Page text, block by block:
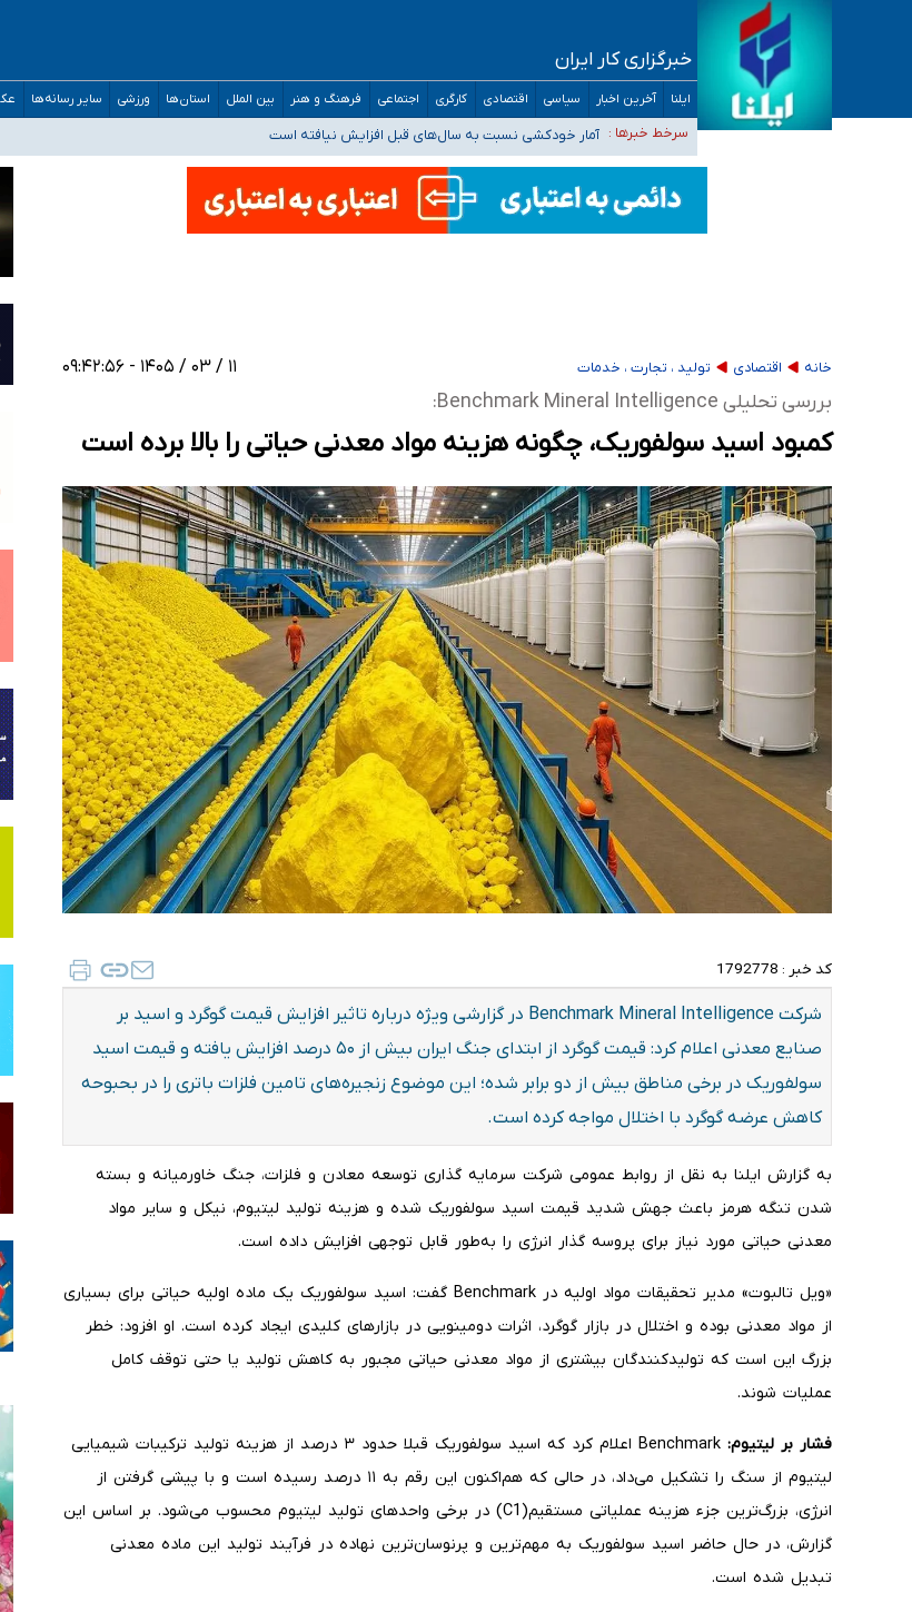
خبرگزاری کار ایران
ایلنا آخرین اخبار سیاسی اقتصادی کارگری اجتماعی فرهنگ و هنر بین الملل استان‌ها ورزشی سایر رسانه‌ها
سرخط خبرها :
سیدحسن خمینی عزادار شد
آمار خودکشی نسبت به سال‌های قبل افزایش نیافته است
دستگیری عامل اصلی حادثه فوت حمیدرضا رجب‌زاده
نباید تفسیرهای سلیقه‌ای از مواضع رسمی کشور ارائه شود
«زیرمیزی» برای داوطلبان پزشکی سراب است/ دریافت‌های غیرمتعارف در شأن پزشکی و کشورمان نیست/ نظام سلامت
خانه اقتصادی تولید ، تجارت ، خدمات ۱۱ / ۰۳ / ۱۴۰۵ - ۰۹:۴۲:۵۶
بررسی تحلیلی Benchmark Mineral Intelligence:
کمبود اسید سولفوریک، چگونه هزینه مواد معدنی حیاتی را بالا برده است
کد خبر : 1792778
شرکت Benchmark Mineral Intelligence در گزارشی ویژه درباره تاثیر افزایش قیمت گوگرد و اسید بر
صنایع معدنی اعلام کرد: قیمت گوگرد از ابتدای جنگ ایران بیش از ۵۰ درصد افزایش یافته و قیمت اسید
سولفوریک در برخی مناطق بیش از دو برابر شده؛ این موضوع زنجیره‌های تامین فلزات باتری را در بحبوحه
کاهش عرضه گوگرد با اختلال مواجه کرده است.
به گزارش ایلنا به نقل از روابط عمومی شرکت سرمایه گذاری توسعه معادن و فلزات، جنگ خاورمیانه و بسته
شدن تنگه هرمز باعث جهش شدید قیمت اسید سولفوریک شده و هزینه تولید لیتیوم، نیکل و سایر مواد
معدنی حیاتی مورد نیاز برای پروسه گذار انرژی را به‌طور قابل توجهی افزایش داده است.
«ویل تالبوت» مدیر تحقیقات مواد اولیه در Benchmark گفت: اسید سولفوریک یک ماده اولیه حیاتی برای بسیاری
از مواد معدنی بوده و اختلال در بازار گوگرد، اثرات دومینویی در بازارهای کلیدی ایجاد کرده است. او افزود: خطر
بزرگ این است که تولیدکنندگان بیشتری از مواد معدنی حیاتی مجبور به کاهش تولید یا حتی توقف کامل
عملیات شوند.
فشار بر لیتیوم:
Benchmark اعلام کرد که اسید سولفوریک قبلا حدود ۳ درصد از هزینه تولید ترکیبات شیمیایی
لیتیوم از سنگ را تشکیل می‌داد، در حالی که هم‌اکنون این رقم به ۱۱ درصد رسیده است و با پیشی گرفتن از
انرژی، بزرگ‌ترین جزء هزینه عملیاتی مستقیم(C1) در برخی واحدهای تولید لیتیوم محسوب می‌شود. بر اساس این
گزارش، در حال حاضر اسید سولفوریک به مهم‌ترین و پرنوسان‌ترین نهاده در فرآیند تولید این ماده معدنی
تبدیل شده است.